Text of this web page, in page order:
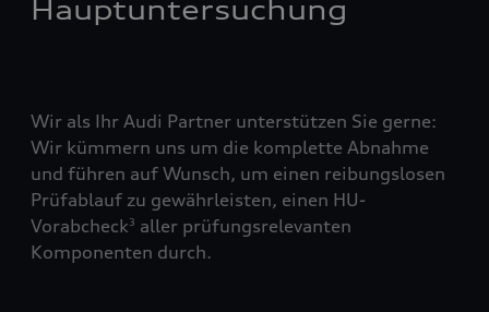
Hauptuntersuchung
Wir als Ihr Audi Partner unterstützen Sie gerne:
Wir kümmern uns um die komplette Abnahme
und führen auf Wunsch, um einen reibungslosen
Prüfablauf zu gewährleisten, einen HU-
Vorabcheck3 aller prüfungsrelevanten
Komponenten durch.